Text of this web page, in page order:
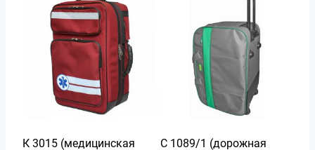
К 3015 (медицинская С 1089/1 (дорожная